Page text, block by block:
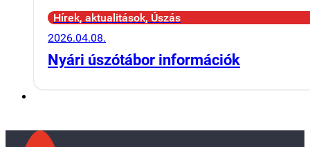
Hírek, aktualitások, Úszás
2026.04.08.
Nyári úszótábor információk